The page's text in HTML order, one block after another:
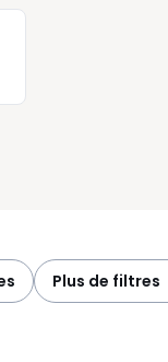
plus de filtres